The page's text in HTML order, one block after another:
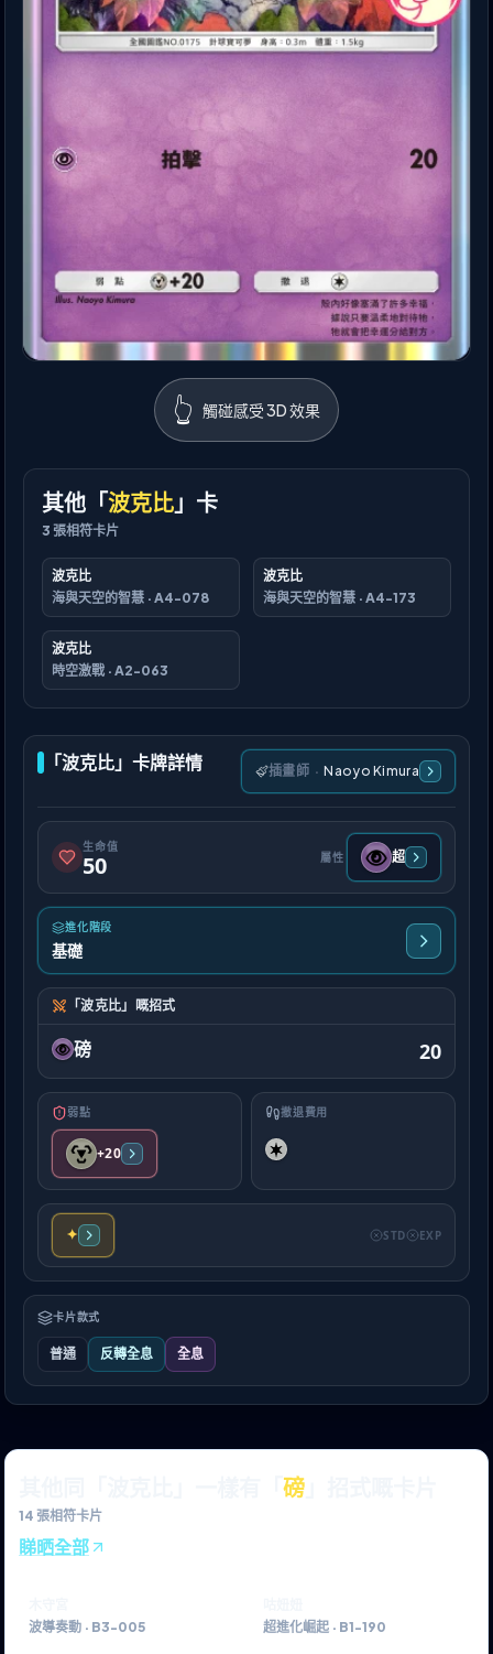
👆 觸碰感受 3D 效果
其他「波克比 」卡
3 張相符卡片
波克比
海與天空的智慧 · A4-078
波克比
海與天空的智慧 · A4-173
波克比
時空激戰 · A2-063
「波克比」卡牌詳情 插畫師 · Naoyo Kimura
生命值
50 屬性 超
進化階段
基礎
「波克比」嘅招式
磅 20
弱點
+20
撤退費用
✦ STD EXP
卡片款式
普通 反轉全息 全息
磅
14 張相符卡片
睇晒全部
波導奏動 · B3-005
超進化崛起 · B1-190